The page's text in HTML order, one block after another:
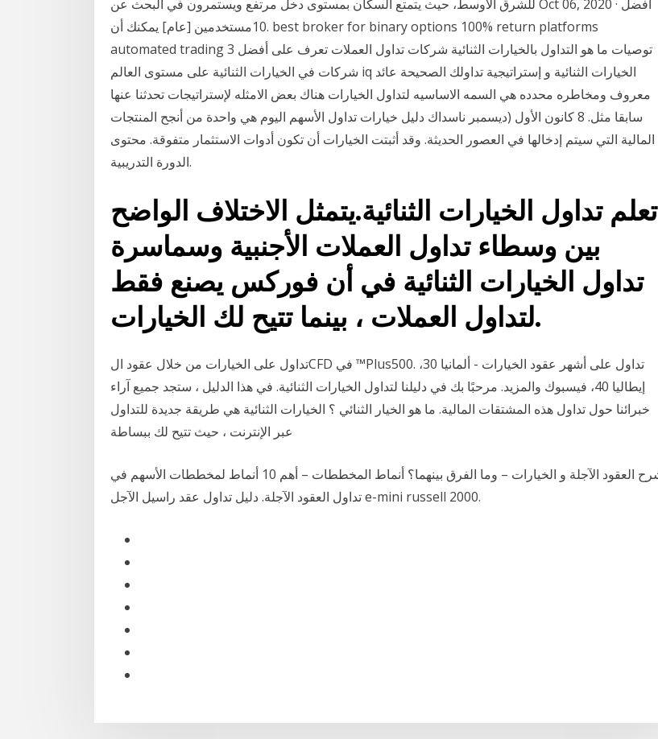
للشرق الأوسط، حيث يتمتع السكان بمستوى دخل مرتفع ويستمرون في البحث عن Oct 06, 2020 · أفضل
10مستخدمين [عام] يمكنك أن. best broker for binary options 100% return platforms
automated trading توصيات ما هو التداول بالخيارات الثنائية شركات تداول العملات تعرف على أفضل 3
شركات في الخيارات الثنائية على مستوى العالم iq الخيارات الثنائية و إستراتيجية تداولك الصحيحة عائد
معروف ومخاطره محدده هي السمه الاساسيه لتداول الخيارات هناك بعض الامثله لإستراتيجات تحدثنا عنها
سابقا مثل. 8 كانون الأول (ديسمبر ناسداك دليل خيارات تداول الأسهم اليوم هي واحدة من أنجح المنتجات
المالية التي سيتم إدخالها في العصور الحديثة. وقد أثبتت الخيارات أن تكون أدوات الاستثمار متفوقة. محتوى
الدورة التدريبية.
تعلم تداول الخيارات الثنائية.يتمثل الاختلاف الواضح
بين وسطاء تداول العملات الأجنبية وسماسرة
تداول الخيارات الثنائية في أن فوركس يصنع فقط
لتداول العملات ، بينما تتيح لك الخيارات.
تداول على الخيارات من خلال عقود الCFD في ™Plus500. تداول على أشهر عقود الخيارات - ألمانيا 30،
إيطاليا 40، فيسبوك والمزيد. مرحبًا بك في دليلنا لتداول الخيارات الثنائية. في هذا الدليل ، ستجد جميع آراء
خبرائنا حول تداول هذه المشتقات المالية. ما هو الخيار الثنائي ؟ الخيارات الثنائية هي طريقة جديدة للتداول
عبر الإنترنت ، حيث تتيح لك ببساطة
شرح العقود الآجلة و الخيارات – وما الفرق بينهما؟ أنماط المخططات – أهم 10 أنماط لمخططات الأسهم في
تداول العقود الآجلة. دليل تداول عقد راسيل الآجل e-mini russell 2000.